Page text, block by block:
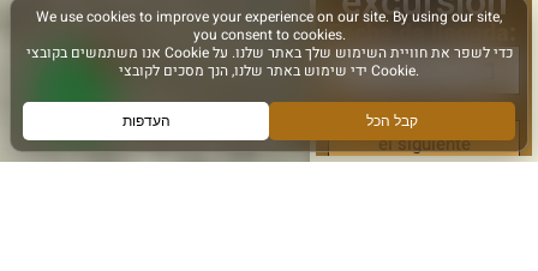
Fecha de llegada:
el siguiente